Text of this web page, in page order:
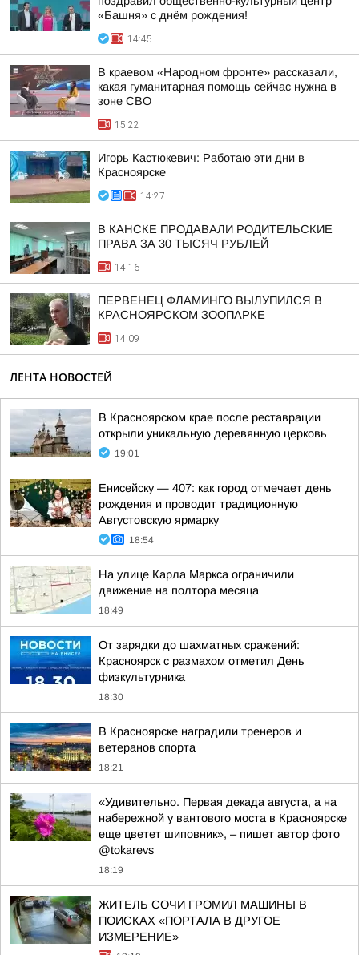
«Башня» с днём рождения!
14:45
В краевом «Народном фронте» рассказали,
какая гуманитарная помощь сейчас нужна в
зоне СВО
15:22
Игорь Кастюкевич: Работаю эти дни в
Красноярске
14:27
В КАНСКЕ ПРОДАВАЛИ РОДИТЕЛЬСКИЕ
ПРАВА ЗА 30 ТЫСЯЧ РУБЛЕЙ
14:16
ПЕРВЕНЕЦ ФЛАМИНГО ВЫЛУПИЛСЯ В
КРАСНОЯРСКОМ ЗООПАРКЕ
14:09
ЛЕНТА НОВОСТЕЙ
В Красноярском крае после реставрации
открыли уникальную деревянную церковь
19:01
Енисейску — 407: как город отмечает день
рождения и проводит традиционную
Августовскую ярмарку
18:54
На улице Карла Маркса ограничили
движение на полтора месяца
18:49
От зарядки до шахматных сражений:
Красноярск с размахом отметил День
физкультурника
18:30
В Красноярске наградили тренеров и
ветеранов спорта
18:21
«Удивительно. Первая декада августа, а на
набережной у вантового моста в Красноярске
еще цветет шиповник», – пишет автор фото
@tokarevs
18:19
ЖИТЕЛЬ СОЧИ ГРОМИЛ МАШИНЫ В
ПОИСКАХ «ПОРТАЛА В ДРУГОЕ
ИЗМЕРЕНИЕ»